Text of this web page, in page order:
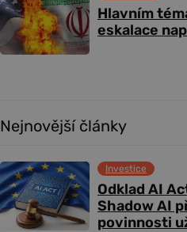
Hlavním
eskalace
Nejnovější články
Odklad AI
Shadow AI
povinnosti
Investice